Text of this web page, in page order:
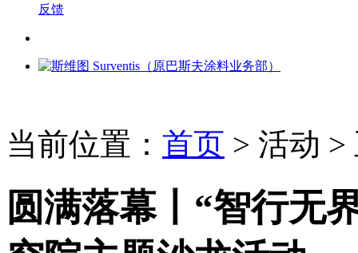
反馈
当前位置： 首页 > 活动 >
圆满落幕丨“智行无